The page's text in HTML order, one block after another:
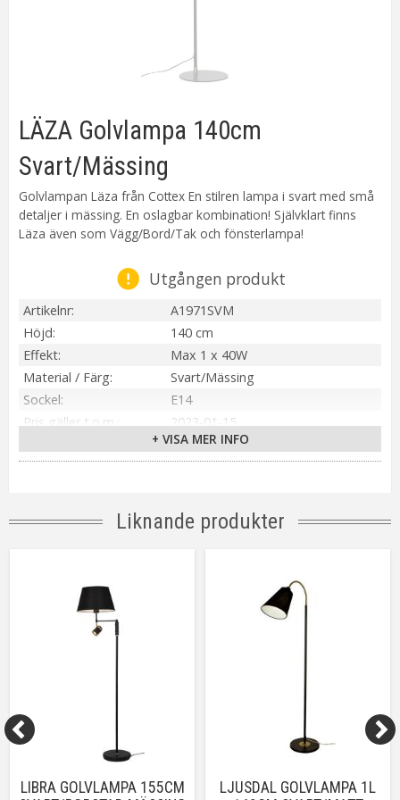
LÄZA Golvlampa 140cm
Svart/Mässing
Golvlampan Läza från Cottex En stilren lampa i svart med små
detaljer i mässing. En oslagbar kombination! Självklart finns
Läza även som Vägg/Bord/Tak och fönsterlampa!
Utgången produkt
Artikelnr
A1971SVM
Höjd
140 cm
Effekt
Max 1 x 40W
Material / Färg
Svart/Mässing
Sockel
E14
Pris gäller t.o.m.
2023-01-15
235 mm (bas/fot)
Skärmstorlek
Ø 120 mm
+ VISA MER INFO
Liknande produkter
LIBRA GOLVLAMPA 155CM
LJUSDAL GOLVLAMPA 1L